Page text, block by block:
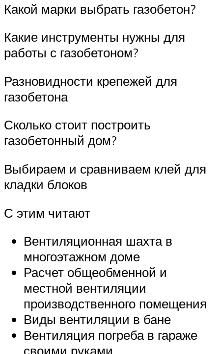
Какой марки выбрать газобетон?
Какие инструменты нужны для
работы с газобетоном?
Разновидности крепежей для
газобетона
Сколько стоит построить
газобетонный дом?
Выбираем и сравниваем клей для
кладки блоков
С этим читают
Вентиляционная шахта в
многоэтажном доме
Расчет общеобменной и
местной вентиляции
производственного помещения
Виды вентиляции в бане
Вентиляция погреба в гараже
своими руками